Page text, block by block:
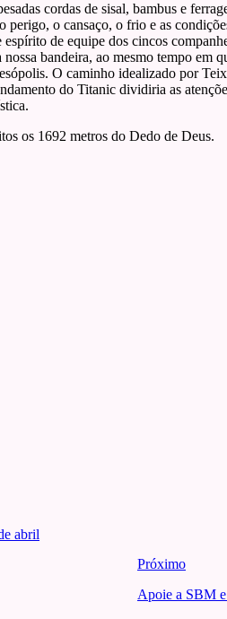
cordas de sisal, bambus e
o cansaço, o frio e as
espírito de equipe dos cincos
bandeira, ao mesmo tempo
O caminho idealizado por
do Titanic dividiria as
os 1692 metros do Dedo de Deus.
abril
Próximo
Apoie a SBM e